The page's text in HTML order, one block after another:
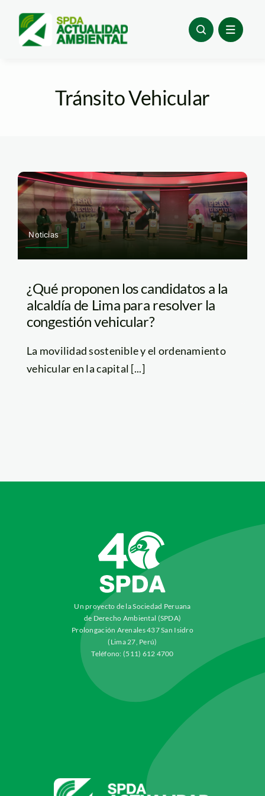
content
Tránsito Vehicular
Noticias
¿Qué proponen los candidatos a la
alcaldía de Lima para resolver la
congestión vehicular?
La movilidad sostenible y el ordenamiento
vehicular en la capital [...]
Un proyecto de la Sociedad Peruana
de Derecho Ambiental (SPDA)
Prolongación Arenales 437 San Isidro
(Lima 27, Perú)
Teléfono: (511) 612 4700